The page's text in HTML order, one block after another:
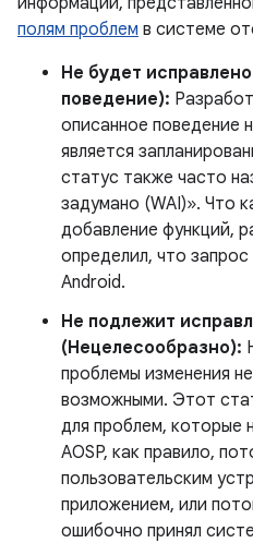
полям проблем в системе
Не будет
поведение):
описанное поведение
является
статус также часто
задумано (WAI)». Что
добавление функций,
определил, что
Android.
Не подлежит
(Нецелесообразно):
проблемы изменения
возможными. Этот
для проблем, которые
AOSP, как правило,
пользовательским
приложением, или
ошибочно принял